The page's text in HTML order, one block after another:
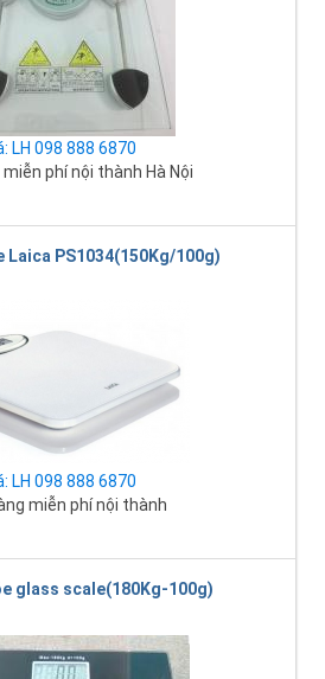
LH 098 888 6870
miễn phí nội thành Hà Nội
Laica PS1034(150Kg/100g)
LH 098 888 6870
miễn phí nội thành
glass scale(180Kg-100g)